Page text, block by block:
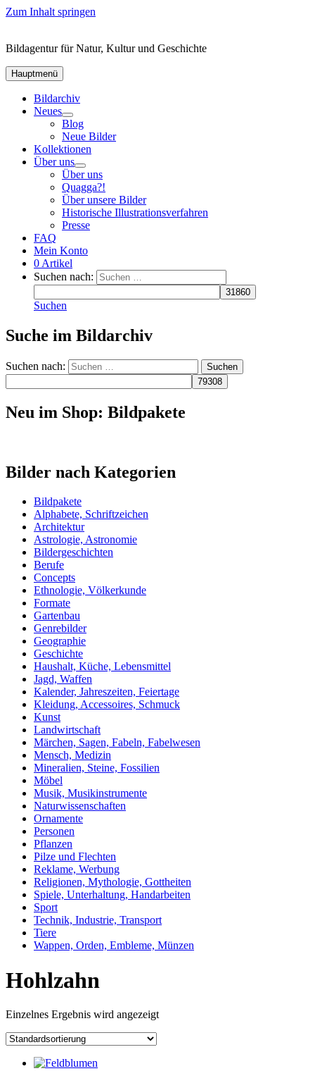
Zum Inhalt springen
Bildagentur für Natur, Kultur und Geschichte
Hauptmenü
Bildarchiv
Neues
Blog
Neue Bilder
Kollektionen
Über uns
Über uns
Quagga?!
Über unsere Bilder
Historische Illustrationsverfahren
Presse
FAQ
Mein Konto
0 Artikel
Suchen nach:
Suchen
Suche im Bildarchiv
Suchen nach:
Neu im Shop: Bildpakete
Bilder nach Kategorien
Bildpakete
Alphabete, Schriftzeichen
Architektur
Astrologie, Astronomie
Bildergeschichten
Berufe
Concepts
Ethnologie, Völkerkunde
Formate
Gartenbau
Genrebilder
Geographie
Geschichte
Haushalt, Küche, Lebensmittel
Jagd, Waffen
Kalender, Jahreszeiten, Feiertage
Kleidung, Accessoires, Schmuck
Kunst
Landwirtschaft
Märchen, Sagen, Fabeln, Fabelwesen
Mensch, Medizin
Mineralien, Steine, Fossilien
Möbel
Musik, Musikinstrumente
Naturwissenschaften
Ornamente
Personen
Pflanzen
Pilze und Flechten
Reklame, Werbung
Religionen, Mythologie, Gottheiten
Spiele, Unterhaltung, Handarbeiten
Sport
Technik, Industrie, Transport
Tiere
Wappen, Orden, Embleme, Münzen
Hohlzahn
Einzelnes Ergebnis wird angezeigt